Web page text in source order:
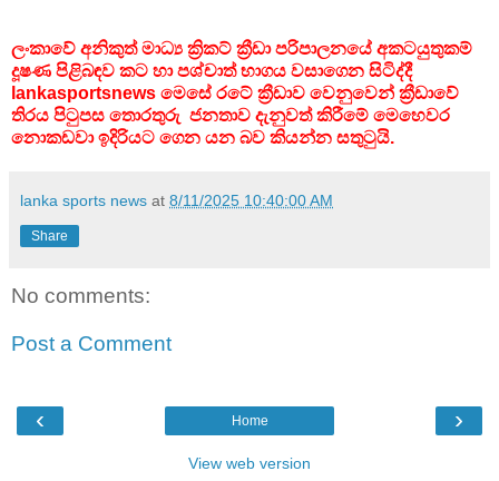
ලංකාවේ අනිකුත් මාධ්‍ය ක්‍රිකට් ක්‍රීඩා පරිපාලනයේ අකටයුතුකම්
දූෂණ පිළිබඳව කට හා පශ්චාත් භාගය වසාගෙන සිටිද්දී
lankasportsnews මෙසේ රටේ ක්‍රීඩාව වෙනුවෙන් ක්‍රීඩාවේ
තිරය පිටුපස තොරතුරු ජනතාව දැනුවත් කිරීමේ මෙහෙවර
නොකඩවා ඉදිරියට ගෙන යන බව කියන්න සතුටුයි.
lanka sports news at 8/11/2025 10:40:00 AM
Share
No comments:
Post a Comment
‹ ›
Home
View web version